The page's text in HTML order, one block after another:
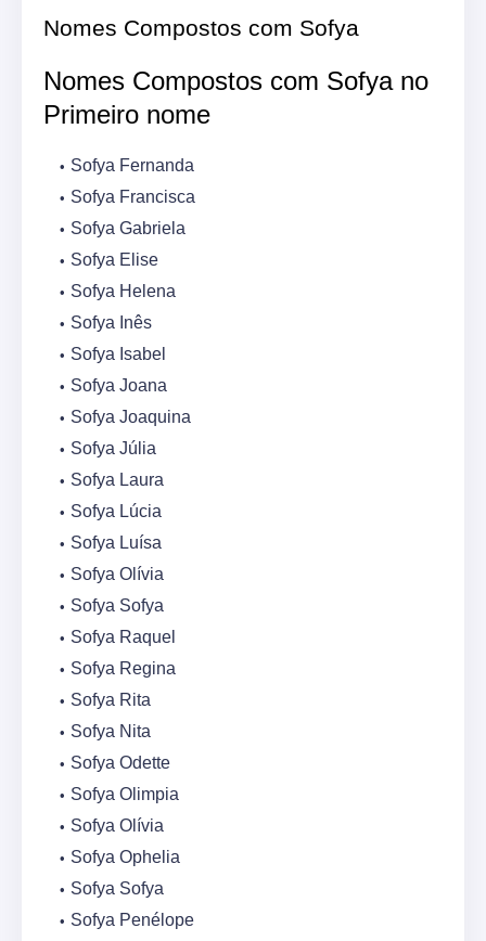
Nomes Compostos com Sofya
Nomes Compostos com Sofya no
Primeiro nome
Sofya Fernanda
Sofya Francisca
Sofya Gabriela
Sofya Elise
Sofya Helena
Sofya Inês
Sofya Isabel
Sofya Joana
Sofya Joaquina
Sofya Júlia
Sofya Laura
Sofya Lúcia
Sofya Luísa
Sofya Olívia
Sofya Sofya
Sofya Raquel
Sofya Regina
Sofya Rita
Sofya Nita
Sofya Odette
Sofya Olimpia
Sofya Olívia
Sofya Ophelia
Sofya Sofya
Sofya Penélope